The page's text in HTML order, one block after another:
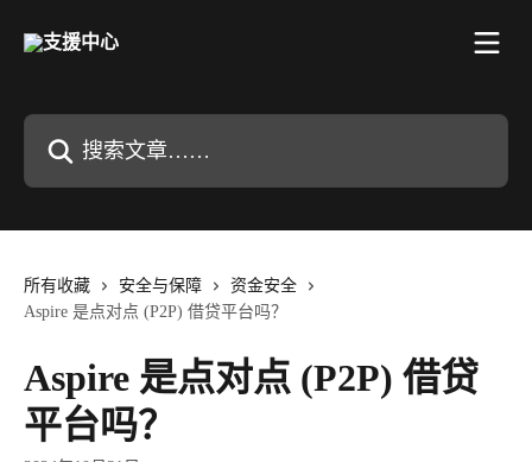
所有收藏 安全与保障
资金安全
Aspire 是点对点 (P2P) 借贷平台吗？
Aspire 是点对点 (P2P) 借贷
平台吗？